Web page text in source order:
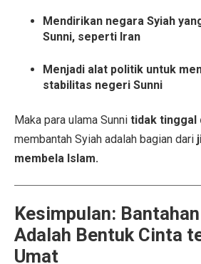
Mendirikan negara Syiah
Sunni, seperti Iran
Menjadi alat politik untuk
stabilitas negeri Sunni
Maka para ulama Sunni tidak tinggal
membantah Syiah adalah bagian dari
membela Islam.
Kesimpulan:
Adalah Bentuk Cinta
Umat